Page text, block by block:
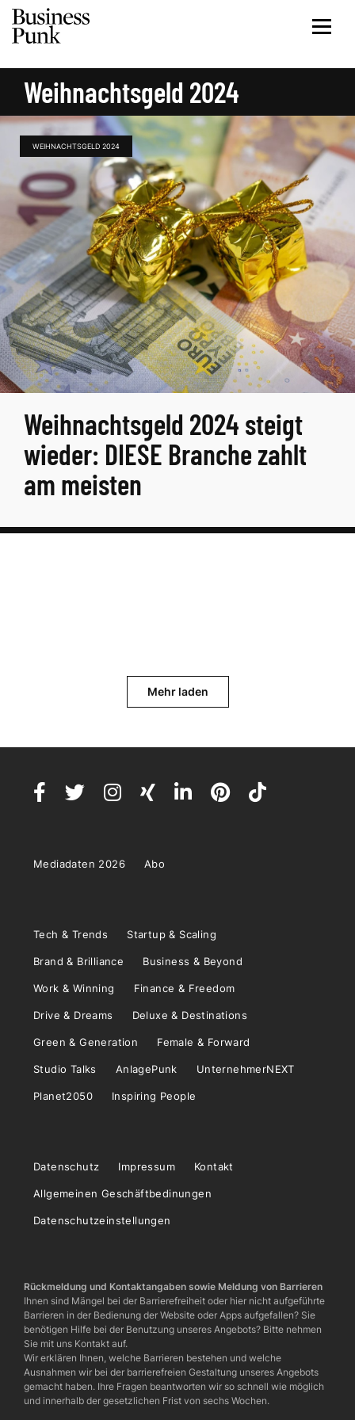
Weihnachtsgeld 2024
WEIHNACHTSGELD 2024
Weihnachtsgeld 2024 steigt
wieder: DIESE Branche zahlt
am meisten
Mehr laden
Mediadaten 2026 Abo
Tech & Trends Startup & Scaling
Brand & Brilliance Business & Beyond
Work & Winning Finance & Freedom
Drive & Dreams Deluxe & Destinations
Green & Generation Female & Forward
Studio Talks AnlagePunk UnternehmerNEXT
Planet2050 Inspiring People
Datenschutz Impressum Kontakt
Allgemeinen Geschäftbedinungen
Datenschutzeinstellungen
Rückmeldung und Kontaktangaben sowie Meldung von Barrieren
Ihnen sind Mängel bei der Barrierefreiheit oder hier nicht aufgeführte
Barrieren in der Bedienung der Website oder Apps aufgefallen? Sie
benötigen Hilfe bei der Benutzung unseres Angebots? Bitte nehmen
Sie mit uns Kontakt auf.
Wir erklären Ihnen, welche Barrieren bestehen und welche
Ausnahmen wir bei der barrierefreien Gestaltung unseres Angebots
gemacht haben. Ihre Fragen beantworten wir so schnell wie möglich
und innerhalb der gesetzlichen Frist von sechs Wochen.